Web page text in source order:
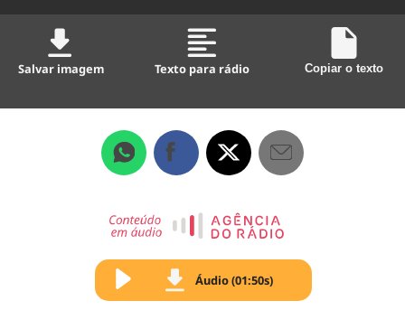
Salvar imagem Texto para rádio Copiar o texto
Áudio (01:50s)